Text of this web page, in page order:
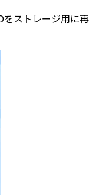
をストレージ用に再